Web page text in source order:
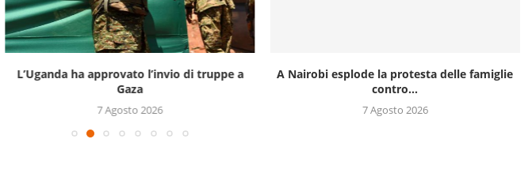
L’Uganda ha approvato l’invio di truppe a
Gaza
7 Agosto 2026
A Nairobi esplode la protesta delle famiglie
contro...
7 Agosto 2026